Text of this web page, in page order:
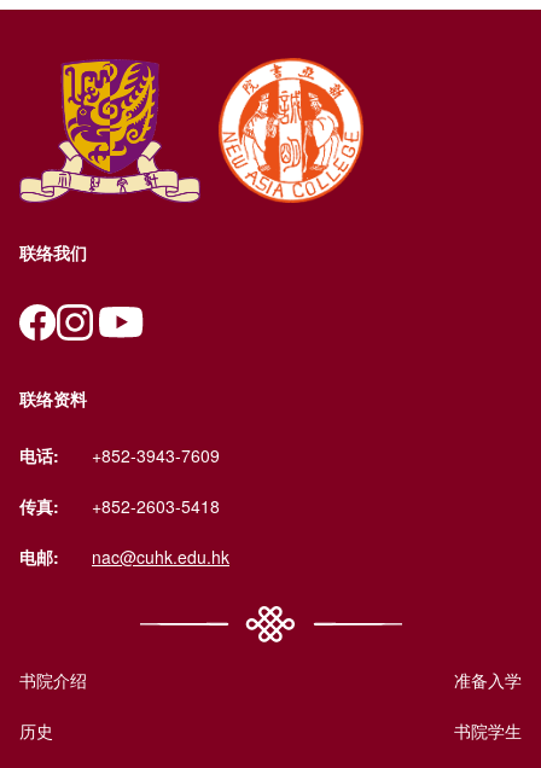
联络我们
联络资料
电话: +852-3943-7609
传真: +852-2603-5418
电邮: nac@cuhk.edu.hk
书院介绍
历史
准备入学
书院学生